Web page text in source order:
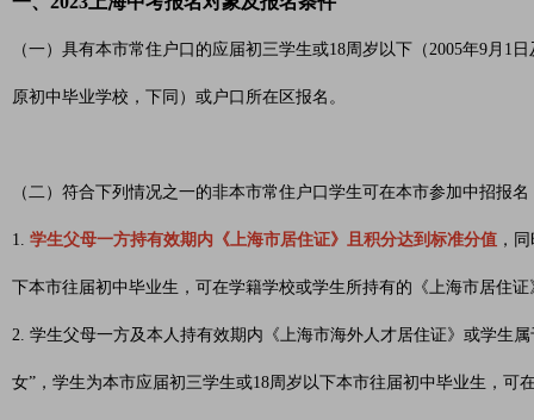
（一）具有本市常住户口的应届初三学生或18周岁以下（2005年9月
原初中毕业学校，下同）或户口所在区报名。
（二）符合下列情况之一的非本市常住户口学生可在本市参加中招报名
1. 学生父母一方持有效期内《上海市居住证》且积分达到标准分值 ，
下本市往届初中毕业生，可在学籍学校或学生所持有的《上海市居住
2. 学生父母一方及本人持有效期内《上海市海外人才居住证》或学生
女”，学生为本市应届初三学生或18周岁以下本市往届初中毕业生，可